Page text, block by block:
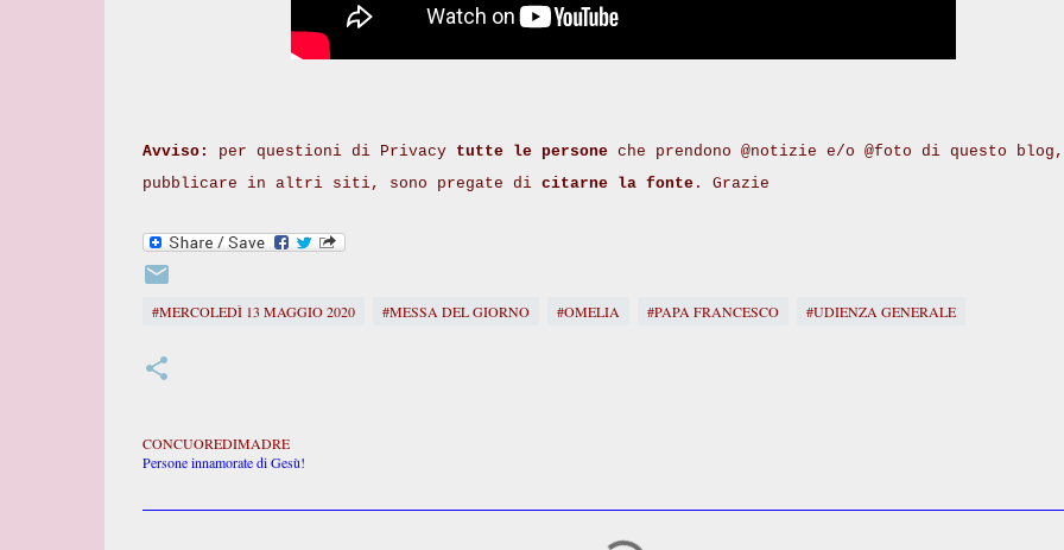
Avviso: per questioni di Privacy tutte le personeche prendono @notizie e/o @foto di questo
pubblicare in altri siti, sono pregate di citarne la fonte. Grazie
#MERCOLEDÌ 13 MAGGIO 2020 #MESSA DEL GIORNO #OMELIA #PAPA FRANCESCO #UDIENZA GENERALE
CONCUOREDIMADRE
Persone innamorate di Gesù!